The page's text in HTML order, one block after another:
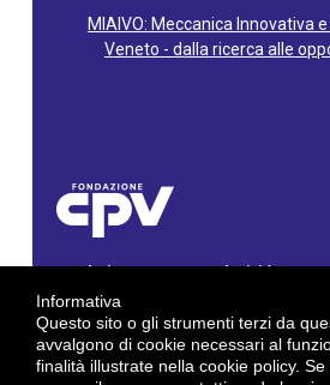
MIAIVO: Meccanica Innovativa
Veneto - dalla ricerca alle
Via Gioacchino Rossini, 60 - 36100
Tel. 0444/960500 - Fax 0444/1932220
C.F. e P. IVA: 02429800242
E-mail:info@cpv.org
Informativa
Questo sito o gli strumenti terzi da
avvalgono di cookie necessari al
finalità illustrate nella cookie policy.